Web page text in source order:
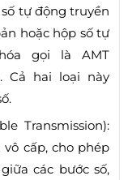
số tự động truyền
hoặc hộp số tự
gọi là AMT
Cả hai loại này
Transmission):
cấp, cho phép
các bước số,